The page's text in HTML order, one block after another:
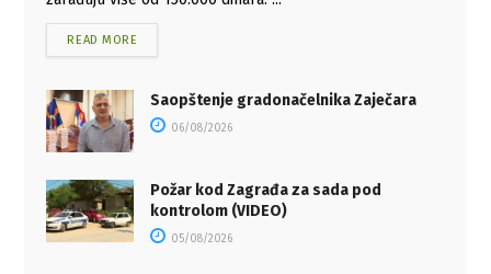
READ MORE
Saopštenje gradonačelnika Zaječara
06/08/2026
Požar kod Zagrađa za sada pod
kontrolom (VIDEO)
05/08/2026